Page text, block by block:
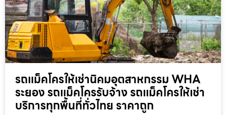
รถแม็คโครให้เช่านิคมอุตสาหกรรม WHA
ระยอง รถแม็คโครรับจ้าง รถแม็คโครให้เช่า
บริการทุกพื้นที่ทั่วไทย ราคาถูก